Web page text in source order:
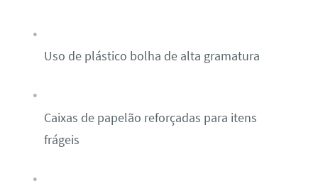
Uso de plástico bolha de alta gramatura
Caixas de papelão reforçadas para itens
frágeis